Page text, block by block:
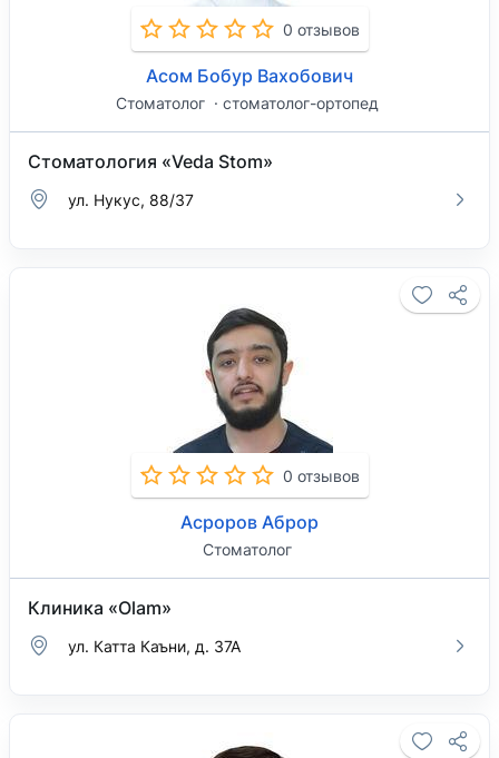
0 отзывов
Асом Бобур Вахобович
Стоматолог стоматолог-ортопед
Стоматология «Veda Stom»
ул. Нукус, 88/37
0 отзывов
Асроров Аброр
Стоматолог
Клиника «Olam»
ул. Катта Каъни, д. 37А